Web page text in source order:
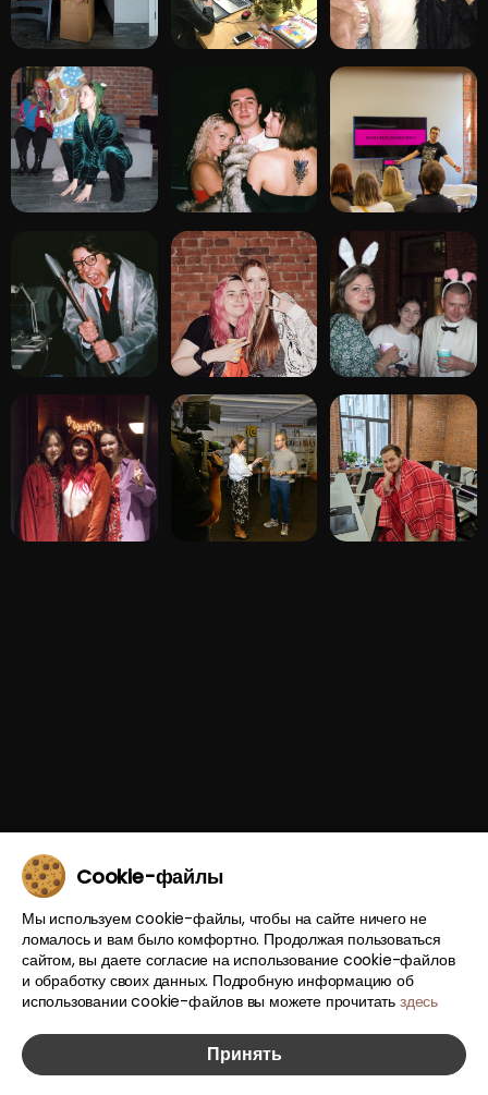
Cookie-файлы
Мы используем cookie-файлы, чтобы на сайте ничего не
ломалось и вам было комфортно. Продолжая пользоваться
сайтом, вы даете согласие на использование cookie-файлов
и обработку своих данных. Подробную информацию об
использовании cookie-файлов вы можете прочитать здесь
Принять